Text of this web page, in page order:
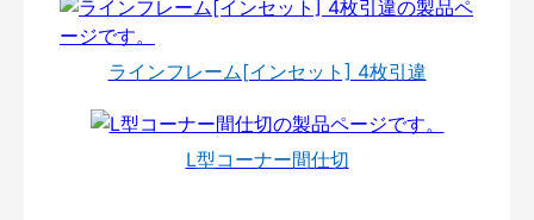
ラインフレーム[インセット] 4枚引違
L型コーナー間仕切